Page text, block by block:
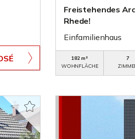
Freistehendes
Rhede!
Einfamilienhaus
182 m²
WOHNFLÄCHE
7